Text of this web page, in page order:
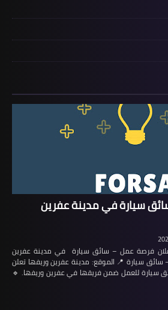
سيارة في مدينة عفرين
فرصة عمل – سائق سيارة في مدينة عفرين
سيارة 📍 الموقع: مدينة عفرين وريفها تعلن
سيارة للعمل ضمن فريقها في عفرين وريفها. 🔹